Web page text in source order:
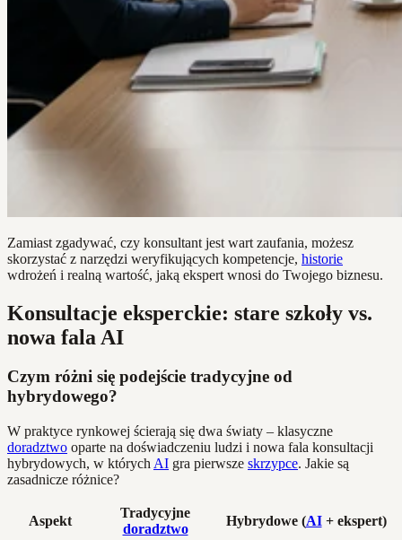
Zamiast zgadywać, czy konsultant jest wart zaufania, możesz
skorzystać z narzędzi weryfikujących kompetencje, historie
wdrożeń i realną wartość, jaką ekspert wnosi do Twojego biznesu.
Konsultacje eksperckie: stare szkoły vs.
nowa fala AI
Czym różni się podejście tradycyjne od
hybrydowego?
W praktyce rynkowej ścierają się dwa światy – klasyczne
doradztwo oparte na doświadczeniu ludzi i nowa fala konsultacji
hybrydowych, w których AI gra pierwsze skrzypce. Jakie są
zasadnicze różnice?
Aspekt
Tradycyjne
doradztwo
Hybrydowe (AI+ ekspert)